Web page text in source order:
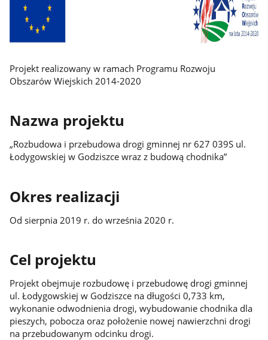
Projekt realizowany w ramach Programu Rozwoju
Obszarów Wiejskich 2014-2020
Nazwa projektu
„Rozbudowa i przebudowa drogi gminnej nr 627 039S ul.
Łodygowskiej w Godziszce wraz z budową chodnika”
Okres realizacji
Od sierpnia 2019 r. do września 2020 r.
Cel projektu
Projekt obejmuje rozbudowę i przebudowę drogi gminnej
ul. Łodygowskiej w Godziszce na długości 0,733 km,
wykonanie odwodnienia drogi, wybudowanie chodnika dla
pieszych, pobocza oraz położenie nowej nawierzchni drogi
na przebudowanym odcinku drogi.